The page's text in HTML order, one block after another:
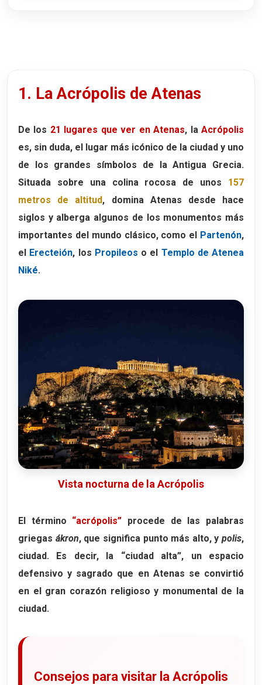
1. La Acrópolis de Atenas
De los 21 lugares que ver en Atenas, laAcrópolis
es, sin duda, el lugar más icónico de la ciudad y uno
de los grandes símbolos de la Antigua Grecia.
Situada sobre una colina rocosa de unos 157
metros de altitud, domina Atenas desde hace
siglos y alberga algunos de los monumentos más
importantes del mundo clásico, como el Partenón,
el Erecteión, los Propileos o el Templo de Atenea
Niké.
Vista nocturna de la Acrópolis
El término “acrópolis” procede de las palabras
griegas ákron, que significa punto más alto, y polis,
ciudad. Es decir, la “ciudad alta”, un espacio
defensivo y sagrado que en Atenas se convirtió
en el gran corazón religioso y monumental de la
ciudad.
Consejos para visitar la Acrópolis